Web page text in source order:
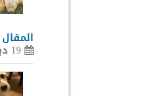
19 ديسمبر، 2023